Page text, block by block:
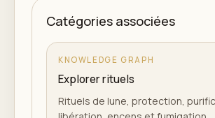
Catégories associées
KNOWLEDGE GRAPH
Explorer rituels
Rituels de lune, protection,